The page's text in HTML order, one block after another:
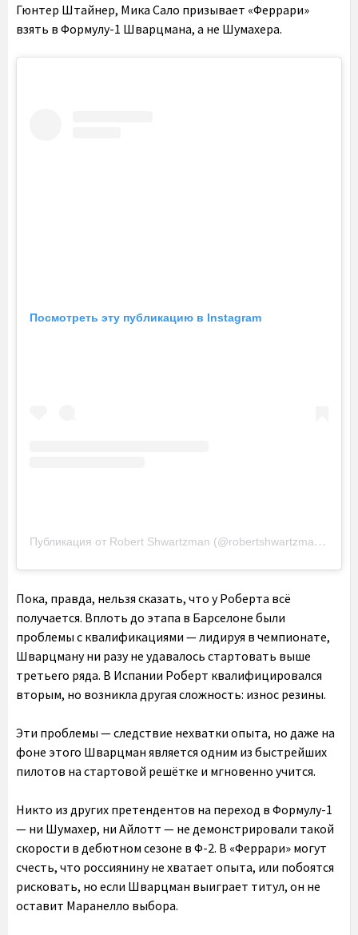
Гюнтер Штайнер, Мика Сало призывает «Феррари»
взять в Формулу-1 Шварцмана, а не Шумахера.
Посмотреть эту публикацию в Instagram
Публикация от Robert Shwartzman (@robertshwartzman)
Пока, правда, нельзя сказать, что у Роберта всё
получается. Вплоть до этапа в Барселоне были
проблемы с квалификациями — лидируя в чемпионате,
Шварцману ни разу не удавалось стартовать выше
третьего ряда. В Испании Роберт квалифицировался
вторым, но возникла другая сложность: износ резины.
Эти проблемы — следствие нехватки опыта, но даже на
фоне этого Шварцман является одним из быстрейших
пилотов на стартовой решётке и мгновенно учится.
Никто из других претендентов на переход в Формулу-1
— ни Шумахер, ни Айлотт — не демонстрировали такой
скорости в дебютном сезоне в Ф-2. В «Феррари» могут
счесть, что россиянину не хватает опыта, или побоятся
рисковать, но если Шварцман выиграет титул, он не
оставит Маранелло выбора.